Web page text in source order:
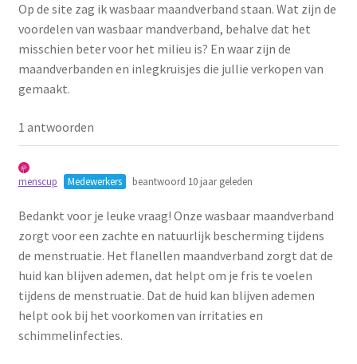
Proefpakketten
wat je nog meer wil weten
Op de site zag ik wasbaar maandverband staan. Wat zijn de
voordelen van wasbaar mandverband, behalve dat het
misschien beter voor het milieu is? En waar zijn de
maandverbanden en inlegkruisjes die jullie verkopen van
gemaakt.
1 antwoorden
menscup Medewerkers beantwoord 10 jaar geleden
Bedankt voor je leuke vraag! Onze wasbaar maandverband
zorgt voor een zachte en natuurlijk bescherming tijdens
de menstruatie. Het flanellen maandverband zorgt dat de
huid kan blijven ademen, dat helpt om je fris te voelen
tijdens de menstruatie. Dat de huid kan blijven ademen
helpt ook bij het voorkomen van irritaties en
schimmelinfecties.